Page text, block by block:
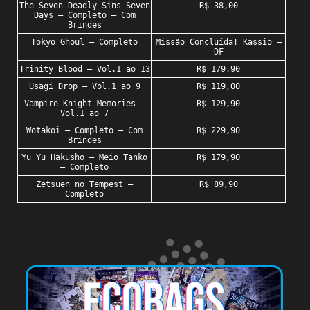
The Seven Deadly Sins Seven
Days – Completo – Com
Brindes
R$ 38,00
Tokyo Ghoul – Completo
Missão Concluída! Kassio –
DF
Trinity Blood – Vol.1 ao 13
R$ 179,90
Usagi Drop – Vol.1 ao 9
R$ 119,00
Vampire Knight Memories –
Vol.1 ao 7
R$ 129,90
Wotakoi – Completo – Com
Brindes
R$ 229,90
Yu Yu Hakusho – Meio Tanko
– Completo
R$ 179,90
Zetsuen no Tempest –
Completo
R$ 89,90